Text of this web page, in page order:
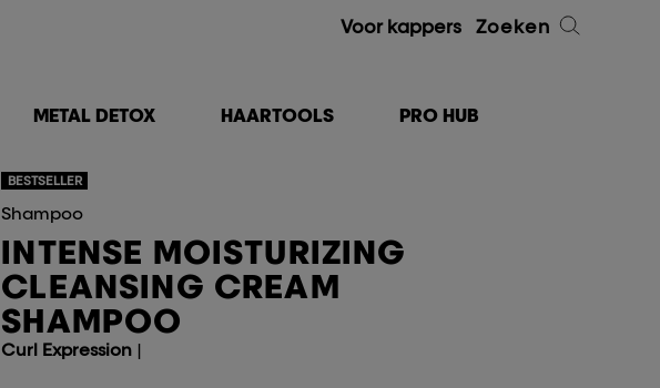
Voor kappers Zoeken
METAL DETOX HAARTOOLS PRO HUB
BESTSELLER
Shampoo
INTENSE MOISTURIZING
CLEANSING CREAM
SHAMPOO
Curl Expression |